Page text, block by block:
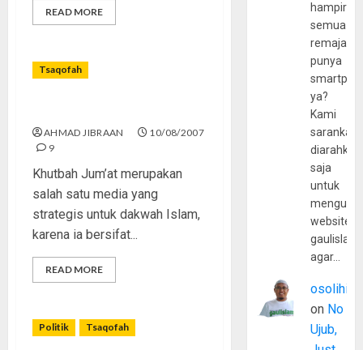
READ MORE
Tsaqofah
AHMAD JIBRAAN
10/08/2007
9
Khutbah Jum’at merupakan
salah satu media yang
strategis untuk dakwah Islam,
karena ia bersifat...
READ MORE
Politik Tsaqofah
hampir
semua
remaja
punya
ya?
Kami
sarankan,
diarahkan
saja
untuk
website
agar…
osolihin
on No
Ujub,